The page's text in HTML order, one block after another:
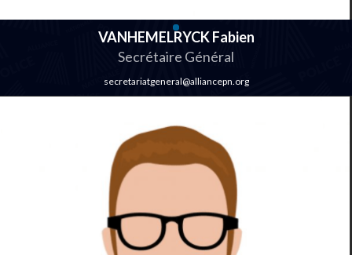
VANHEMELRYCK Fabien
Secrétaire Général
secretariatgeneral@alliancepn.org